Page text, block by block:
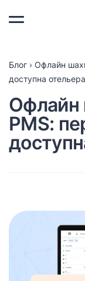
Блог › Офлайн
доступна
Офлайн
PMS: